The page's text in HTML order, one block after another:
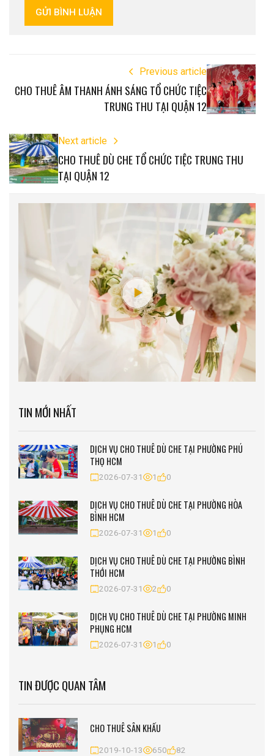
GỬI BÌNH LUẬN
Previous article
CHO THUÊ ÂM THANH ÁNH SÁNG TỔ CHỨC TIỆC
TRUNG THU TẠI QUẬN 12
Next article
CHO THUÊ DÙ CHE TỔ CHỨC TIỆC TRUNG THU
TẠI QUẬN 12
TIN MỚI NHẤT
DỊCH VỤ CHO THUÊ DÙ CHE TẠI PHƯỜNG PHÚ
THỌ HCM
2026-07-31 1 0
DỊCH VỤ CHO THUÊ DÙ CHE TẠI PHƯỜNG HÒA
BÌNH HCM
2026-07-31 1 0
DỊCH VỤ CHO THUÊ DÙ CHE TẠI PHƯỜNG BÌNH
THỚI HCM
2026-07-31 2 0
DỊCH VỤ CHO THUÊ DÙ CHE TẠI PHƯỜNG MINH
PHỤNG HCM
2026-07-31 1 0
TIN ĐƯỢC QUAN TÂM
CHO THUÊ SÂN KHẤU
2019-10-13 650 82